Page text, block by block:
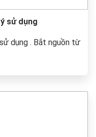
sử dụng
dụng . Bắt nguồn từ